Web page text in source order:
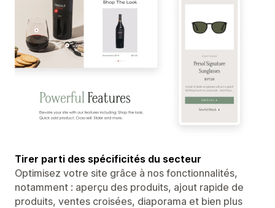
Tirer parti des spécificités du secteur
Optimisez votre site grâce à nos fonctionnalités,
notamment : aperçu des produits, ajout rapide de
produits, ventes croisées, diaporama et bien plus